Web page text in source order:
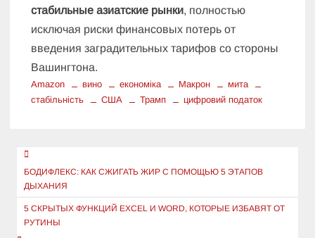
стабильные азиатские рынки, полностью
исключая риски финансовых потерь от
введения заградительных тарифов со стороны
Вашингтона.
Amazon вино економіка Макрон
мита
стабільність
США Трамп цифровий податок
Навигация
по
записям
БОДИФЛЕКС: КАК СЖИГАТЬ ЖИР С ПОМОЩЬЮ 5 ЭТАПОВ
ДЫХАНИЯ
5 СКРЫТЫХ ФУНКЦИЙ EXCEL И WORD, КОТОРЫЕ ИЗБАВЯТ ОТ
РУТИНЫ